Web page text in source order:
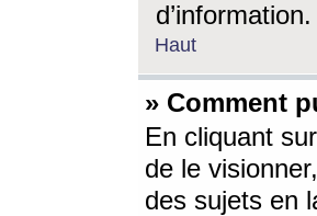
d’information.
Haut
» Comment
En cliquant
de le
des sujets en